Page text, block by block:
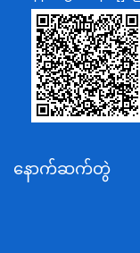
သာသနာရေးနှင့်
စိုက်ပျိုးရေး၊မွေ
ပို့ဆောင်ရေးနှင့်
သယံဇာတနှင့်ပတ်ဝ
အလုပ်သမား၊လူဝ
နောက်ဆက်တွဲ